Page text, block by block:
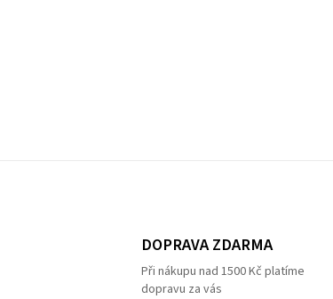
DOPRAVA ZDARMA
Při nákupu nad 1500 Kč platíme
dopravu za vás